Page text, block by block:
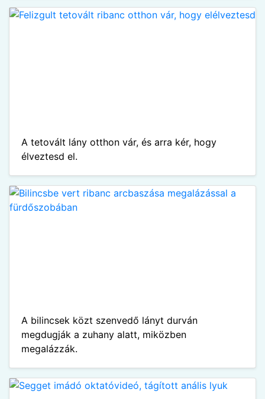
A tetovált lány otthon vár, és arra kér, hogy
élveztesd el.
A bilincsek közt szenvedő lányt durván
megdugják a zuhany alatt, miközben
megalázzák.